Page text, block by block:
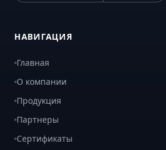
НАВИГАЦИЯ
Главная
О компании
Продукция
Партнеры
Сертификаты